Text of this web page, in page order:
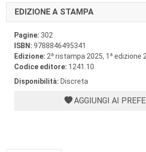
EDIZIONE A STAMPA
Pagine: 302
ISBN: 9788846495341
Edizione: 2a ristampa 2025, 1 a edizione
Codice editore: 1241.10
Disponibilità: Discreta
AGGIUNGI AI